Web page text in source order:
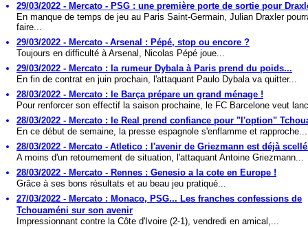
29/03/2022 - Mercato - PSG : une première porte de sortie pour
En manque de temps de jeu au Paris Saint-Germain, Julian Draxler
faire...
29/03/2022 - Mercato - Arsenal : Pépé, stop ou encore ?
Toujours en difficulté à Arsenal, Nicolas Pépé joue...
29/03/2022 - Mercato : la rumeur Dybala à Paris prend du poids...
En fin de contrat en juin prochain, l'attaquant Paulo Dybala va quitter...
28/03/2022 - Mercato : le Barça prépare un grand ménage !
Pour renforcer son effectif la saison prochaine, le FC Barcelone veut
28/03/2022 - Mercato : le Real prend confiance pour "l'option"
En ce début de semaine, la presse espagnole s'enflamme et rapproche...
28/03/2022 - Mercato - Atletico : l'avenir de Griezmann est déjà
A moins d'un retournement de situation, l'attaquant Antoine Griezmann...
28/03/2022 - Mercato - Rennes : Genesio a la cote en Europe !
Grâce à ses bons résultats et au beau jeu pratiqué...
27/03/2022 - Mercato : Monaco, PSG... Les franches confessions de
Tchouaméni sur son avenir
Impressionnant contre la Côte d'Ivoire (2-1), vendredi en amical,...